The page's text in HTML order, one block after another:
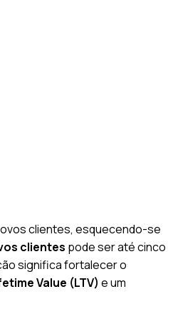
clientes, esquecendo-se
clientes pode ser até cinco
significa fortalecer o
Value (LTV) e um